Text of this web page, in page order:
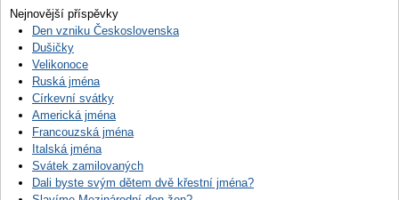
Nejnovější příspěvky
Den vzniku Československa
Dušičky
Velikonoce
Ruská jména
Církevní svátky
Americká jména
Francouzská jména
Italská jména
Svátek zamilovaných
Dali byste svým dětem dvě křestní jména?